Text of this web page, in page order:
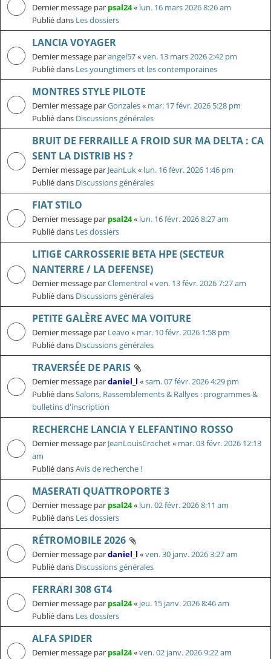
Dernier message par psal24« lun. 16 mars 2026 8:26 am
Publié dans Les dossiers
LANCIA VOYAGER
Dernier message parangel57«ven. 13 mars 2026 2:42 pm
Publié dans Les youngtimers et les contemporaines
MONTRES STYLE PILOTE
Dernier message parGonzales« mar. 17 févr. 2026 5:28 pm
Publié dans Discussions générales
BRUIT DE FERRAILLE A FROID SUR MA DELTA : CA
SENT LA DISTRIB HS ?
Dernier message par JeanLuk« lun. 16 févr. 2026 1:46 pm
Publié dans Discussions générales
FIAT STILO
Dernier message par psal24« lun. 16 févr. 2026 8:27 am
Publié dans Les dossiers
LITIGE CARROSSERIE BETA HPE (SECTEUR
NANTERRE / LA DEFENSE)
Dernier message parClementrol«ven. 13 févr. 2026 7:27 am
Publié dans Discussions générales
PETITE GALÈRE AVEC MA VOITURE
Dernier message par Leavo « mar. 10 févr. 2026 1:58 pm
Publié dans Discussions générales
TRAVERSÉE DE PARIS
Dernier message pardaniel_l «sam. 07 févr. 2026 4:29 pm
Publié dansSalons, Rassemblements & Rallyes : programmes &
bulletins d'inscription
RECHERCHE LANCIA Y ELEFANTINO ROSSO
Dernier message par JeanLouisCrochet« mar. 03 févr. 2026 12:13
am
Publié dansAvis de recherche !
MASERATI QUATTROPORTE 3
Dernier message par psal24« lun. 02 févr. 2026 8:11 am
Publié dans Les dossiers
RÉTROMOBILE 2026
Dernier message pardaniel_l «ven. 30 janv. 2026 3:27 am
Publié dans Discussions générales
FERRARI 308 GT4
Dernier message par psal24« jeu. 15 janv. 2026 8:46 am
Publié dans Les dossiers
ALFA SPIDER
Dernier message par psal24«ven. 02 janv. 2026 9:22 am